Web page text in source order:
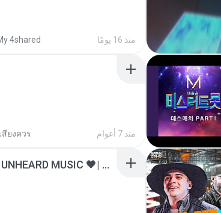
4shared منذ 16 يومًا
เสียงควร منذ 7 أعوام
ไม่มีใครรู้ตัวเรา– UNHEARD MUSIC 🖤| Official Lyric Video | เพลงสู้ชีวิต